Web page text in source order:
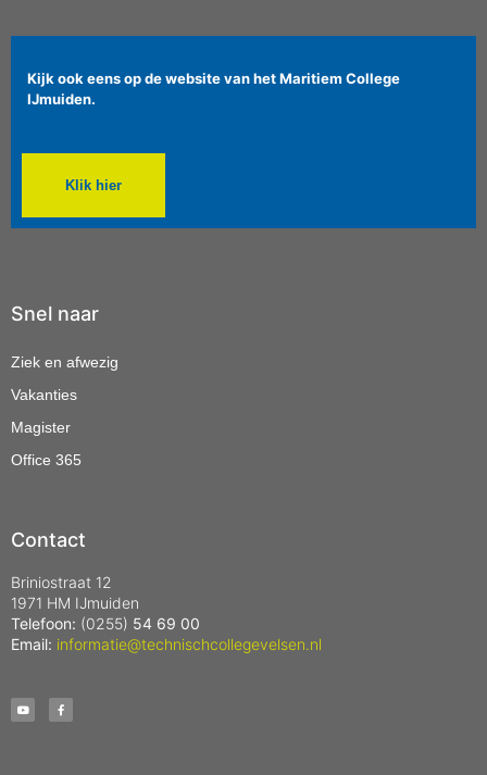
Kijk ook eens op de website van het Maritiem College
IJmuiden.
Klik hier
Snel naar
Ziek en afwezig
Vakanties
Magister
Office 365
Contact
Briniostraat 12
1971 HM IJmuiden
Telefoon: (0255) 54 69 00
Email: informatie@technischcollegevelsen.nl